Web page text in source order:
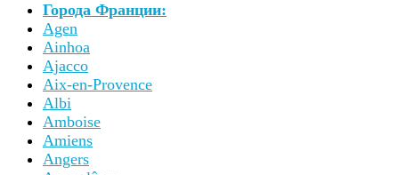
Города Франции:
Agen
Ainhoa
Ajacco
Aix-en-Provence
Albi
Amboise
Amiens
Angers